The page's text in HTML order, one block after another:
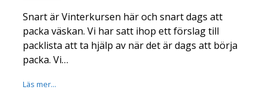
Snart är Vinterkursen här och snart dags att
packa väskan. Vi har satt ihop ett förslag till
packlista att ta hjälp av när det är dags att börja
packa. Vi…
Läs mer...